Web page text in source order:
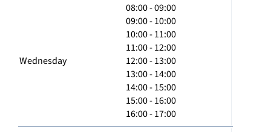
Wednesday
08:00 - 09:00
09:00 - 10:00
10:00 - 11:00
11:00 - 12:00
12:00 - 13:00
13:00 - 14:00
14:00 - 15:00
15:00 - 16:00
16:00 - 17:00